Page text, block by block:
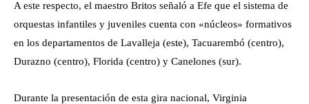
A este respecto, el maestro Britos señaló a Efe que el sistema de
orquestas infantiles y juveniles cuenta con «núcleos» formativos
en los departamentos de Lavalleja (este), Tacuarembó (centro),
Durazno (centro), Florida (centro) y Canelones (sur).
Durante la presentación de esta gira nacional, Virginia